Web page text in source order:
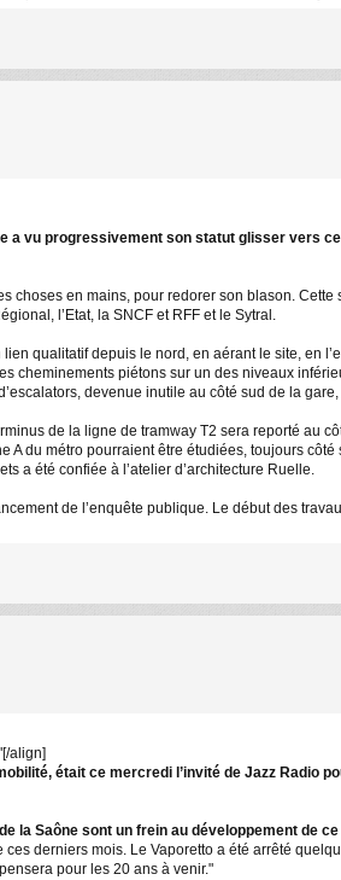
a vu progressivement son statut glisser vers
choses en mains, pour redorer son blason.
l’Etat, la SNCF et RFF et le Sytral.
qualitatif depuis le nord, en aérant le site, en
piétons sur un des niveaux
devenue inutile au côté sud de la
de la ligne de tramway T2 sera reporté au
du métro pourraient être étudiées, toujours
a été confiée à l’atelier d’architecture Ruelle.
de l’enquête publique. Le début des
align]
était ce mercredi l’invité de Jazz Radio
la Saône sont un frein au développement de
derniers mois. Le Vaporetto a été arrêté
pour les 20 ans à venir."